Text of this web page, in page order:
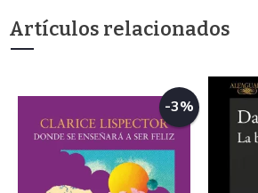
Artículos relacionados
-3%